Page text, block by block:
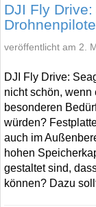
DJI Fly
veröffentlicht am 2.
DJI Fly Drive:
nicht schön,
besonderen
würden?
auch im
hohen
gestaltet sind,
können? Dazu